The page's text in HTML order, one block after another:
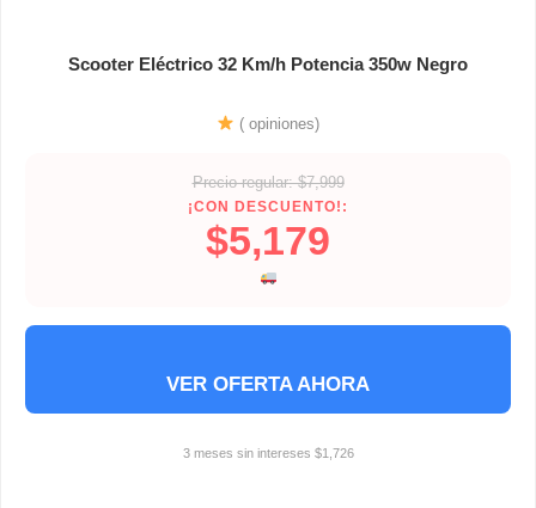
Scooter Eléctrico 32 Km/h Potencia 350w Negro
( opiniones)
Precio regular: $7,999
¡CON DESCUENTO!:
$5,179
VER OFERTA AHORA
3 meses sin intereses $1,726